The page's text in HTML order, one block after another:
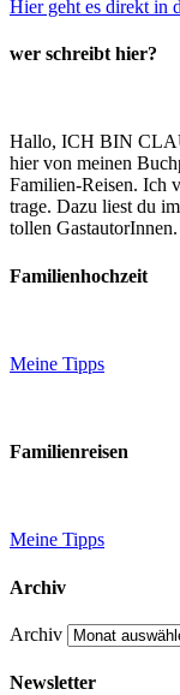
Hier geht es direkt in
wer schreibt hier?
Hallo, ICH BIN
hier von meinen
Familien-Reisen. Ich
trage. Dazu liest du
tollen
Familienhochzeit
Meine Tipps
Familienreisen
Meine Tipps
Archiv
Archiv
Newsletter